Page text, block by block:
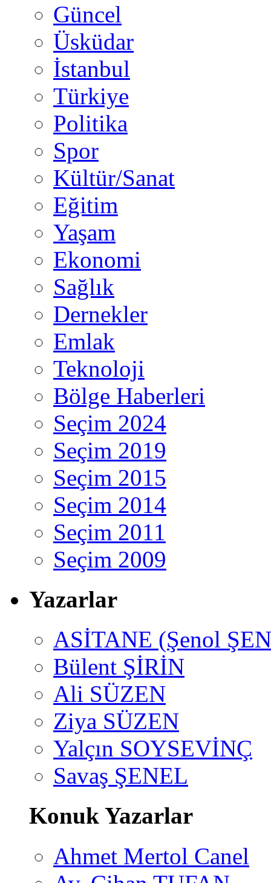
Güncel
Üsküdar
İstanbul
Türkiye
Politika
Spor
Kültür/Sanat
Eğitim
Yaşam
Ekonomi
Sağlık
Dernekler
Emlak
Teknoloji
Bölge Haberleri
Seçim 2024
Seçim 2019
Seçim 2015
Seçim 2014
Seçim 2011
Seçim 2009
Yazarlar
ASİTANE (Şenol
Bülent ŞİRİN
Ali SÜZEN
Ziya SÜZEN
Yalçın SOYSEVİNÇ
Savaş ŞENEL
Konuk Yazarlar
Ahmet Mertol Canel